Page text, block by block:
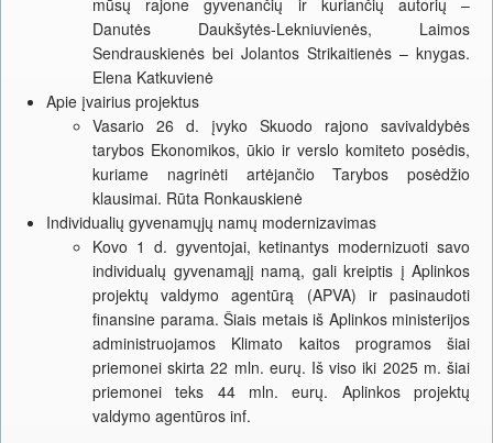
mūsų rajone gyvenančių ir kuriančių autorių –
Danutės Daukšytės-Lekniuvienės, Laimos
Sendrauskienės bei Jolantos Strikaitienės – knygas.
Elena Katkuvienė
Apie įvairius projektus
Vasario 26 d. įvyko Skuodo rajono savivaldybės
tarybos Ekonomikos, ūkio ir verslo komiteto posėdis,
kuriame nagrinėti artėjančio Tarybos posėdžio
klausimai. Rūta Ronkauskienė
Individualių gyvenamųjų namų modernizavimas
Kovo 1 d. gyventojai, ketinantys modernizuoti savo
individualų gyvenamąjį namą, gali kreiptis į Aplinkos
projektų valdymo agentūrą (APVA) ir pasinaudoti
finansine parama. Šiais metais iš Aplinkos ministerijos
administruojamos Klimato kaitos programos šiai
priemonei skirta 22 mln. eurų. Iš viso iki 2025 m. šiai
priemonei teks 44 mln. eurų. Aplinkos projektų
valdymo agentūros inf.